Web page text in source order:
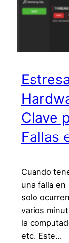
Clave
Fallas
Cuando
una falla en
solo
varios
la
etc. Este…